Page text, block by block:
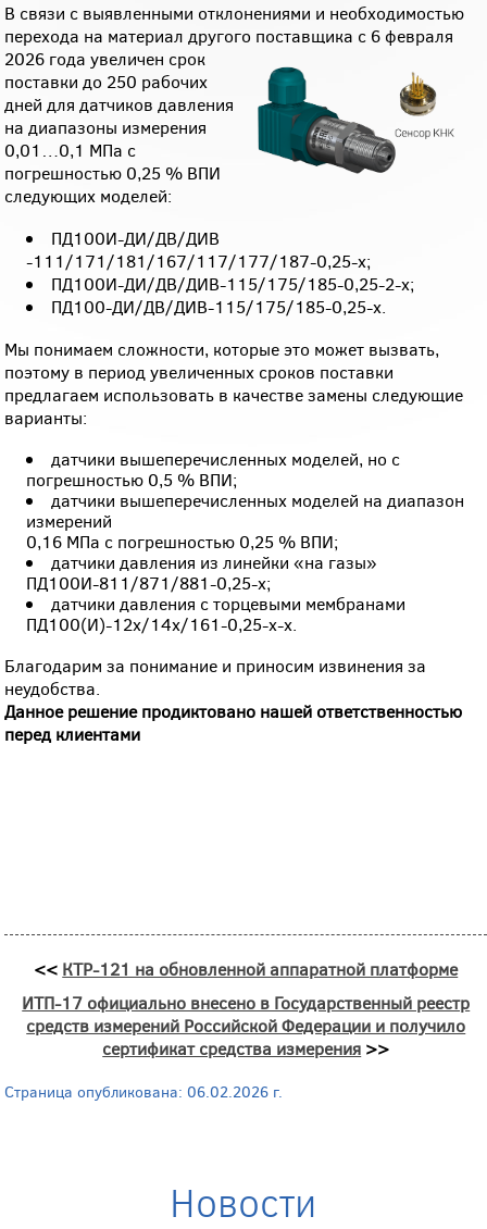
В связи с выявленными отклонениями и необходимостью
перехода на материал другого поставщика с 6 февраля
2026 года увеличен срок
поставки до 250 рабочих
дней для датчиков давления
на диапазоны измерения
0,01…0,1 МПа с
погрешностью 0,25 % ВПИ
следующих моделей:
ПД100И-ДИ/ДВ/ДИВ
-111/171/181/167/117/177/187-0,25-х;
ПД100И-ДИ/ДВ/ДИВ-115/175/185-0,25-2-х;
ПД100-ДИ/ДВ/ДИВ-115/175/185-0,25-х.
Мы понимаем сложности, которые это может вызвать,
поэтому в период увеличенных сроков поставки
предлагаем использовать в качестве замены следующие
варианты:
датчики вышеперечисленных моделей, но с
погрешностью 0,5 % ВПИ;
датчики вышеперечисленных моделей на диапазон
измерений
0,16 МПа с погрешностью 0,25 % ВПИ;
датчики давления из линейки «на газы»
ПД100И-811/871/881-0,25-х;
датчики давления с торцевыми мембранами
ПД100(И)-12х/14х/161-0,25-х-х.
Благодарим за понимание и приносим извинения за
неудобства.
Данное решение продиктовано нашей ответственностью
перед клиентами
<< КТР-121 на обновленной аппаратной платформе
ИТП-17 официально внесено в Государственный реестр
средств измерений Российской Федерации и получило
сертификат средства измерения >>
Страница опубликована: 06.02.2026 г.
Новости